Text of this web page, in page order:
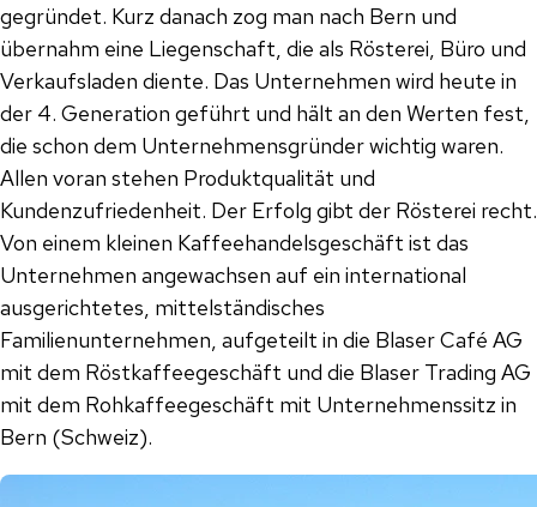
gegründet. Kurz danach zog man nach Bern und
übernahm eine Liegenschaft, die als Rösterei, Büro und
Verkaufsladen diente. Das Unternehmen wird heute in
der 4. Generation geführt und hält an den Werten fest,
die schon dem Unternehmensgründer wichtig waren.
Allen voran stehen Produktqualität und
Kundenzufriedenheit. Der Erfolg gibt der Rösterei recht.
Von einem kleinen Kaffeehandelsgeschäft ist das
Unternehmen angewachsen auf ein international
ausgerichtetes, mittelständisches
Familienunternehmen, aufgeteilt in die Blaser Café AG
mit dem Röstkaffeegeschäft und die Blaser Trading AG
mit dem Rohkaffeegeschäft mit Unternehmenssitz in
Bern (Schweiz).